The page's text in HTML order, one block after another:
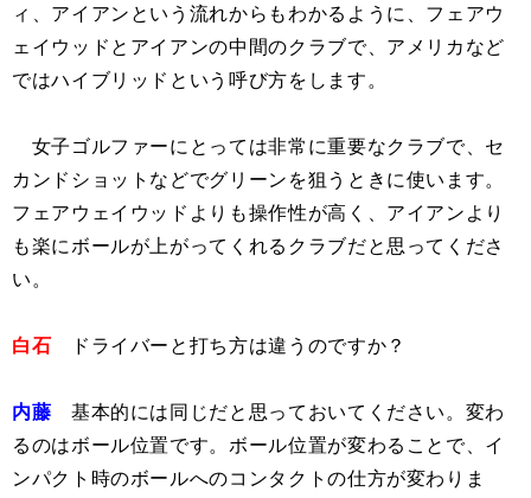
ィ、アイアンという流れからもわかるように、フェアウ
ェイウッドとアイアンの中間のクラブで、アメリカなど
ではハイブリッドという呼び方をします。
女子ゴルファーにとっては非常に重要なクラブで、セ
カンドショットなどでグリーンを狙うときに使います。
フェアウェイウッドよりも操作性が高く、アイアンより
も楽にボールが上がってくれるクラブだと思ってくださ
い。
白石 ドライバーと打ち方は違うのですか？
内藤 基本的には同じだと思っておいてください。変わ
るのはボール位置です。ボール位置が変わることで、イ
ンパクト時のボールへのコンタクトの仕方が変わりま